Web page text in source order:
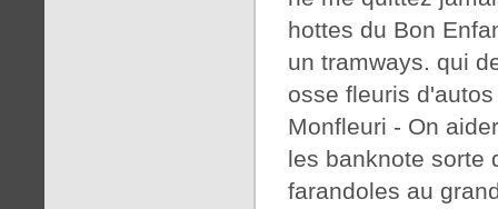
hottes du Bon
un tramways. qui
osse fleuris
Monfleuri - On
les banknote sorte
farandoles au